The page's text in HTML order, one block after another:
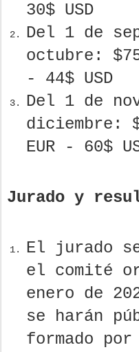
30$ USD
Del 1 de
octubre:
- 44$ USD
Del 1 de
diciembre:
EUR - 60$
Jurado y
El jurado
el comité
enero de
se harán
formado